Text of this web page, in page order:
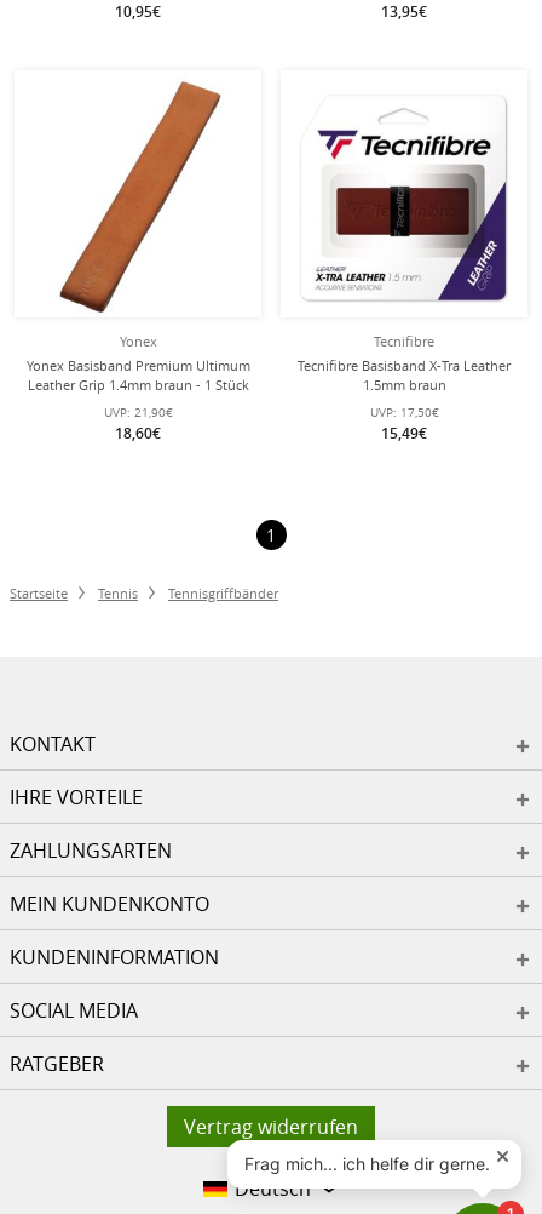
10,95€ 13,95€
Yonex
Yonex Basisband Premium Ultimum
Leather Grip 1.4mm braun - 1 Stück
UVP: 21,90€
18,60€
Tecnifibre
Tecnifibre Basisband X-Tra Leather
1.5mm braun
UVP: 17,50€
15,49€
1
Startseite Tennis Tennisgriffbänder
KONTAKT
IHRE VORTEILE
ZAHLUNGSARTEN
MEIN KUNDENKONTO
KUNDENINFORMATION
SOCIAL MEDIA
RATGEBER
Vertrag widerrufen
Deutsch